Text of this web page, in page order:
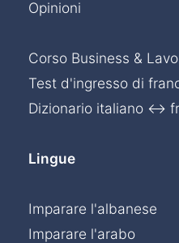
Opinioni
Corso Business &
Test d'ingresso di
Dizionario italiano ↔
Lingue
Imparare l'albanese
Imparare l'arabo